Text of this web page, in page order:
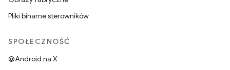
Pliki binarne sterowników
SPOŁECZNOŚĆ
@Android na X